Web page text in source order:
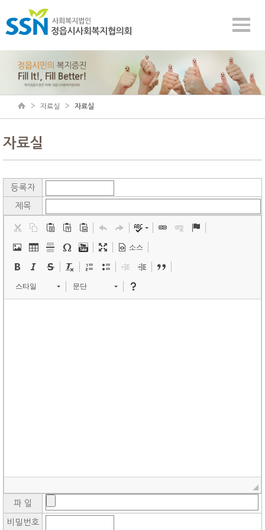
자료실 자료실
자료실
등록자
제목
소스
스타일 문단
파 일
비밀번호